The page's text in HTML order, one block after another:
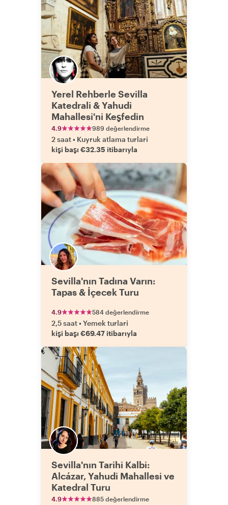
Yerel Rehberle Sevilla
Katedrali & Yahudi
Mahallesi'ni Keşfedin
4.9 989 değerlendirme
2 saat• Kuyruk atlama turlari
kişi başı €32.35 itibarıyla
Sevilla'nın Tadına Varın:
Tapas & İçecek Turu
4.9 584 değerlendirme
2,5 saat•Yemek turlari
kişi başı €69.47 itibarıyla
Sevilla'nın Tarihi Kalbi:
Alcázar, Yahudi Mahallesi ve
Katedral Turu
4.9 885 değerlendirme